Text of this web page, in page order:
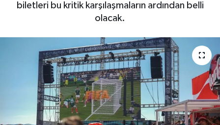
biletleri bu kritik karşılaşmaların ardından belli
olacak.
Manşet Altı
Manşetler
Resmi İlan